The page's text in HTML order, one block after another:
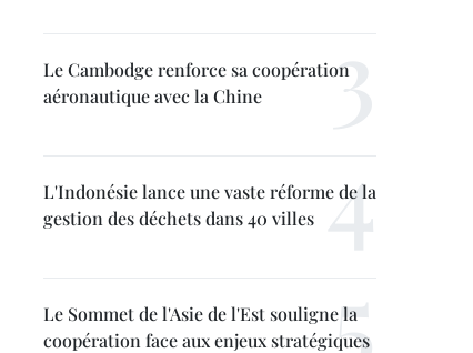
Le Cambodge renforce sa coopération
aéronautique avec la Chine
L'Indonésie lance une vaste réforme de la
gestion des déchets dans 40 villes
Le Sommet de l'Asie de l'Est souligne la
coopération face aux enjeux stratégiques